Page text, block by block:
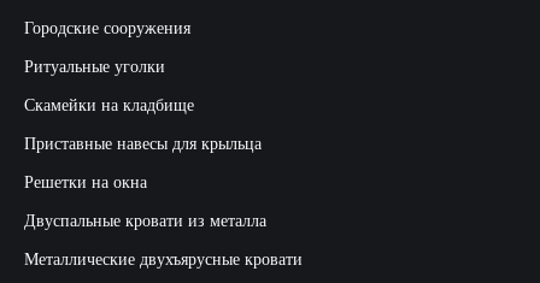
Городские сооружения
Ритуальные уголки
Скамейки на кладбище
Приставные навесы для крыльца
Решетки на окна
Двуспальные кровати из металла
Металлические двухъярусные кровати